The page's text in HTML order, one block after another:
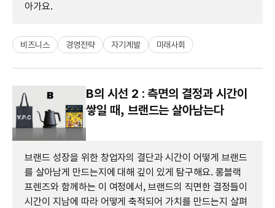
아가요.
비즈니스 경영전략 자기계발 미래사회
B의 시선 2 : 측면의 결정과 시간이
쌓일 때, 브랜드는 살아남는다
브랜드 성장을 위한 창업자의 결단과 시간이 어떻게 브랜드
를 살아남게 만드는지에 대해 깊이 있게 탐구해요. 롱블랙
프렌즈와 함께하는 이 여정에서, 브랜드의 직면한 결정들이
시간이 지남에 따라 어떻게 축적되어 가치를 만드는지 살펴